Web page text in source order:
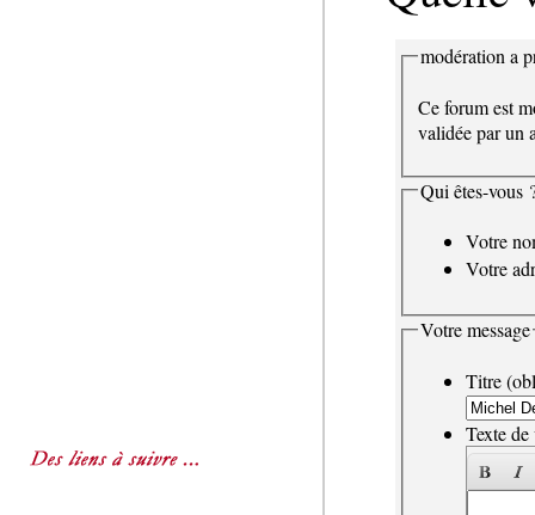
modération a
Ce forum est
validée par un
Qui êtes-vous
Votre
Votre
Votre message
Titre
Texte